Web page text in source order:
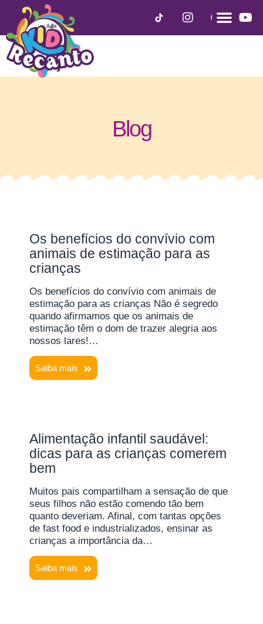
Blog
Os benefícios do convívio com
animais de estimação para as
crianças
Os benefícios do convívio com animais de
estimação para as crianças Não é segredo
quando afirmamos que os animais de
estimação têm o dom de trazer alegria aos
nossos lares!…
Saiba mais
Alimentação infantil saudável:
dicas para as crianças comerem
bem
Muitos pais compartilham a sensação de que
seus filhos não estão comendo tão bem
quanto deveriam. Afinal, com tantas opções
de fast food e industrializados, ensinar as
crianças a importância da…
Saiba mais